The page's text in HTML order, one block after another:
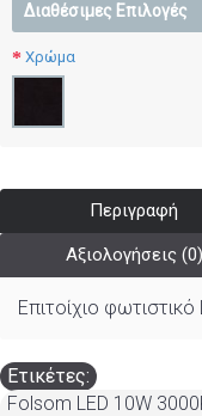
Διαθέσιμες Επιλογές
Χρώμα
Περιγραφή
Αξιολογήσεις (0)
Επιτοίχιο
Ετικέτες:
Folsom LED 10W